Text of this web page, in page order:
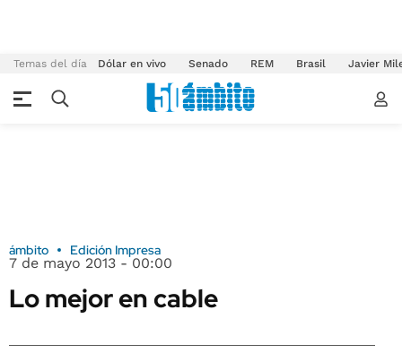
Temas del día Dólar en vivo Senado REM Brasil Javier
ámbito Edición Impresa
7 de mayo 2013 - 00:00
Lo mejor en cable